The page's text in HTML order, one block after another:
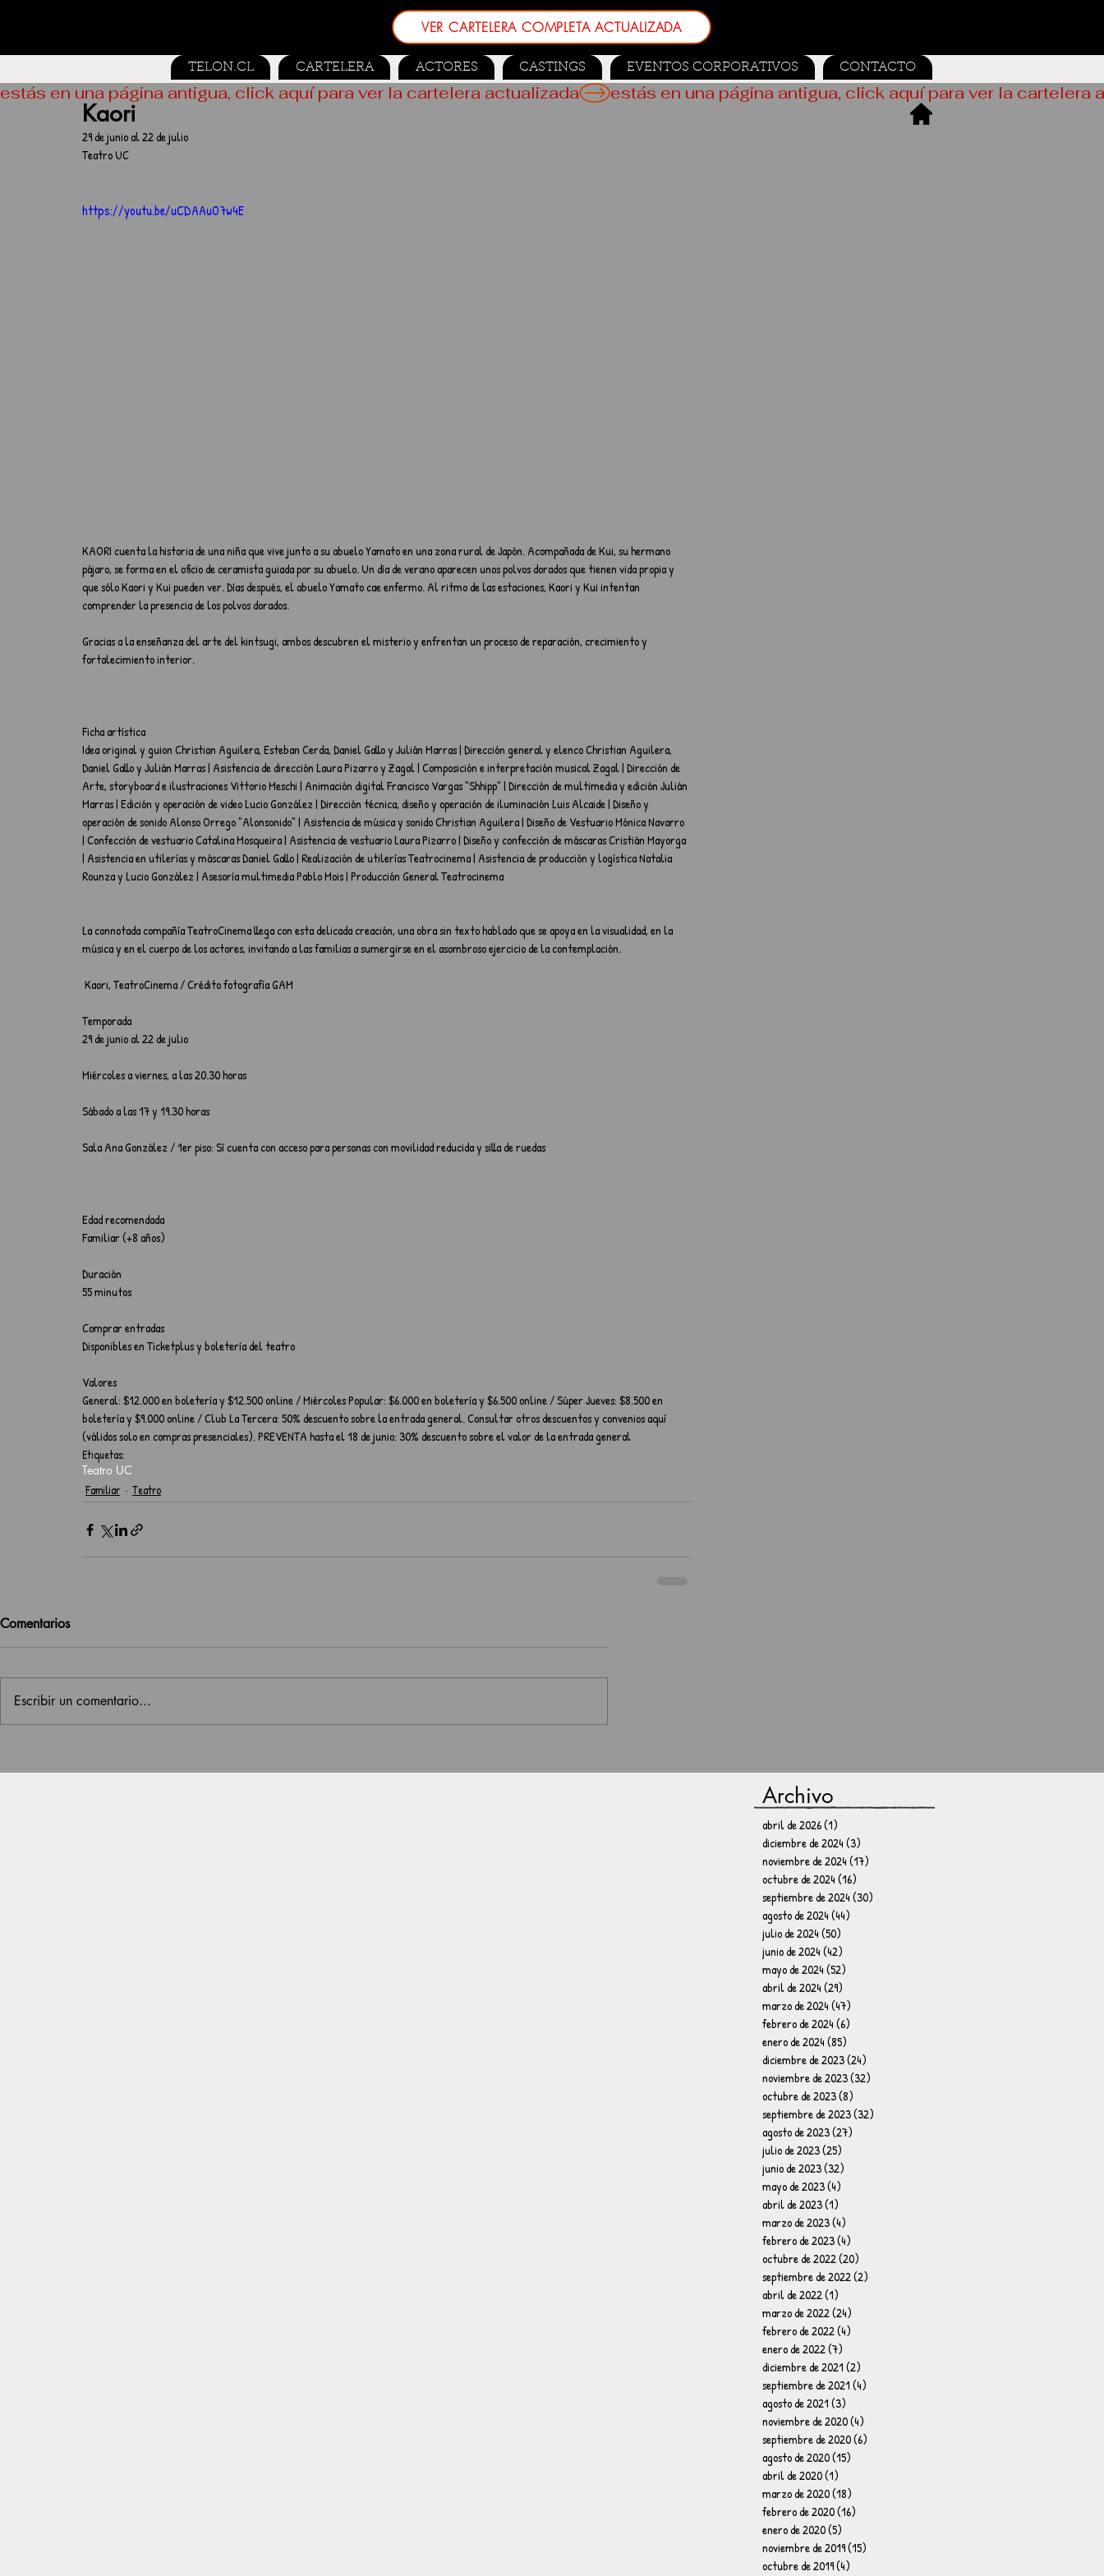
VER CARTELERA COMPLETA ACTUALIZADA
TELON.CL CARTELERA ACTORES CASTINGS EVENTOS CORPORATIVOS CONTACTO
Kaori
29 de junio al 22 de julio
Teatro UC
https://youtu.be/uCDAAuO7w4E
KAORI cuenta la historia de una niña que vive junto a su abuelo Yamato en una zona rural de Japón. Acompañada de Kui, su hermano
pájaro, se forma en el oficio de ceramista guiada por su abuelo. Un día de verano aparecen unos polvos dorados que tienen vida propia y
que sólo Kaori y Kui pueden ver. Días después, el abuelo Yamato cae enfermo. Al ritmo de las estaciones, Kaori y Kui intentan
comprender la presencia de los polvos dorados.
Gracias a la enseñanza del arte del kintsugi, ambos descubren el misterio y enfrentan un proceso de reparación, crecimiento y
fortalecimiento interior.
Ficha artística
Idea original y guion Christian Aguilera, Esteban Cerda, Daniel Gallo y Julián Marras | Dirección general y elenco Christian Aguilera,
Daniel Gallo y Julián Marras | Asistencia de dirección Laura Pizarro y Zagal | Composición e interpretación musical Zagal | Dirección de
Arte, storyboard e ilustraciones Vittorio Meschi | Animación digital Francisco Vargas "Shhipp" | Dirección de multimedia y edición Julián
Marras | Edición y operación de video Lucio González | Dirección técnica, diseño y operación de iluminación Luis Alcaide | Diseño y
operación de sonido Alonso Orrego "Alonsonido" | Asistencia de música y sonido Christian Aguilera | Diseño de Vestuario Mónica Navarro
| Confección de vestuario Catalina Mosqueira | Asistencia de vestuario Laura Pizarro | Diseño y confección de máscaras Cristián Mayorga
| Asistencia en utilerías y máscaras Daniel Gallo | Realización de utilerías Teatrocinema | Asistencia de producción y logística Natalia
Rounza y Lucio González | Asesoría multimedia Pablo Mois | Producción General Teatrocinema
La connotada compañía TeatroCinema llega con esta delicada creación, una obra sin texto hablado que se apoya en la visualidad, en la
música y en el cuerpo de los actores, invitando a las familias a sumergirse en el asombroso ejercicio de la contemplación.
Kaori, TeatroCinema / Crédito fotografía GAM
Temporada
29 de junio al 22 de julio
Miércoles a viernes, a las 20.30 horas
Sábado a las 17 y 19.30 horas
Sala Ana González / 1er piso: Sí cuenta con acceso para personas con movilidad reducida y silla de ruedas
Edad recomendada
Familiar (+8 años)
Duración
55 minutos
Comprar entradas
Disponibles en Ticketplus y boletería del teatro
Valores
General: $12.000 en boletería y $12.500 online / Miércoles Popular: $6.000 en boletería y $6.500 online / Súper Jueves: $8.500 en
boletería y $9.000 online / Club La Tercera: 50% descuento sobre la entrada general. Consultar otros descuentos y convenios aquí
(válidos solo en compras presenciales). PREVENTA hasta el 18 de junio: 30% descuento sobre el valor de la entrada general
Etiquetas:
Teatro UC
Familiar
Teatro
Comentarios
Escribir un comentario...
estás en una página antigua, click aquí para ver la cartelera actualizada
Archivo
abril de 2026(1)
diciembre de 2024(3)
noviembre de 2024(17)
octubre de 2024(16)
septiembre de 2024(30)
agosto de 2024(44)
julio de 2024(50)
junio de 2024(42)
mayo de 2024(52)
abril de 2024(29)
marzo de 2024(47)
febrero de 2024(6)
enero de 2024(85)
diciembre de 2023(24)
noviembre de 2023(32)
octubre de 2023(8)
septiembre de 2023(32)
agosto de 2023(27)
julio de 2023(25)
junio de 2023(32)
mayo de 2023(4)
abril de 2023(1)
marzo de 2023(4)
febrero de 2023(4)
octubre de 2022(20)
septiembre de 2022(2)
abril de 2022(1)
marzo de 2022(24)
febrero de 2022(4)
enero de 2022(7)
diciembre de 2021(2)
septiembre de 2021(4)
agosto de 2021(3)
noviembre de 2020(4)
septiembre de 2020(6)
agosto de 2020(15)
abril de 2020(1)
marzo de 2020(18)
febrero de 2020(16)
enero de 2020(5)
noviembre de 2019(15)
octubre de 2019(4)